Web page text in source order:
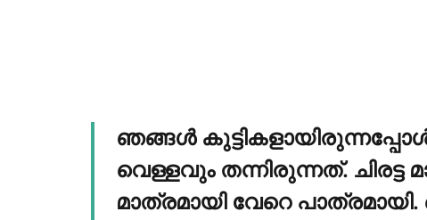
ഞങ്ങള്‍
വെള്ളവും തന്നിരുന്നത്. ചിരട്ട
മാത്രമായി വേറെ